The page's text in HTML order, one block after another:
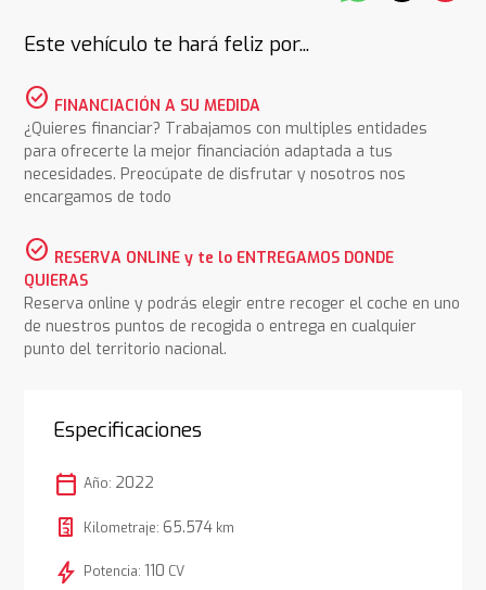
Este vehículo te hará feliz por...
check_circle FINANCIACIÓN A SU MEDIDA
¿Quieres financiar? Trabajamos con multiples entidades
para ofrecerte la mejor financiación adaptada a tus
necesidades. Preocúpate de disfrutar y nosotros nos
encargamos de todo
check_circle RESERVA ONLINE y te lo ENTREGAMOS DONDE
QUIERAS
Reserva online y podrás elegir entre recoger el coche en uno
de nuestros puntos de recogida o entrega en cualquier
punto del territorio nacional.
Especificaciones
calendar_today Año: 2022
Kilometraje: 65.574km
bolt Potencia: 110 CV